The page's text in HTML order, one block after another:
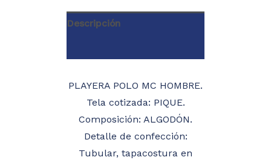
Descripción
PLAYERA POLO MC HOMBRE.
Tela cotizada: PIQUE.
Composición: ALGODÓN.
Detalle de confección:
Tubular, tapacostura en